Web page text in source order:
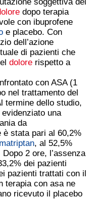
dopo terapia
con ibuprofene
e placebo. Con
dell’azione
di pazienti che
dolore rispetto a
con ASA (1
nel trattamento del
termine dello studio,
una
da
è stata pari al 60,2%
, al 52,5%
2 ore, l’assenza
dei pazienti
pazienti trattati con il
terapia con asa ne
ricevuto il placebo